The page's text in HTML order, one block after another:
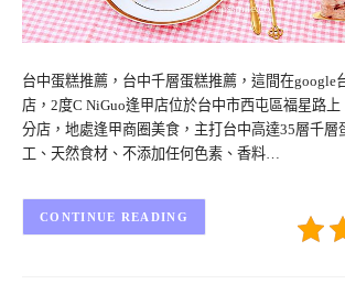
台中蛋糕推薦，台中千層蛋糕推薦，這間在google
店，2度C NiGuo逢甲店位於台中市西屯區福星路上
分店，地處逢甲商圈美食，主打台中高達35層千層
工、天然食材、不添加任何色素、香料…
CONTINUE READING